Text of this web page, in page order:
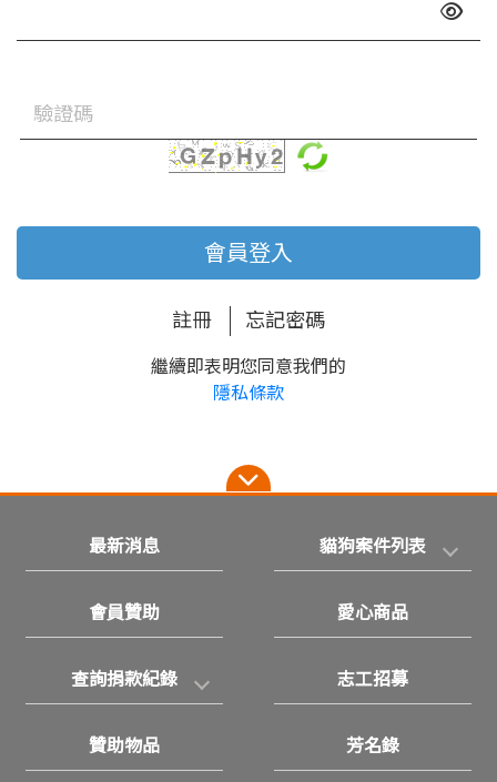
會員登入
註冊 忘記密碼
繼續即表明您同意我們的
隱私條款
最新消息 貓狗案件列表
會員贊助 愛心商品
查詢捐款紀錄 志工招募
贊助物品 芳名錄